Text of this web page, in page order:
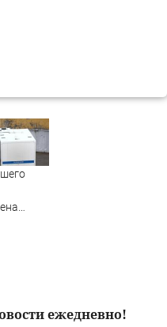
ежедневно!